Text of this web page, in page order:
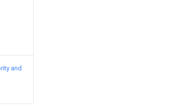
and